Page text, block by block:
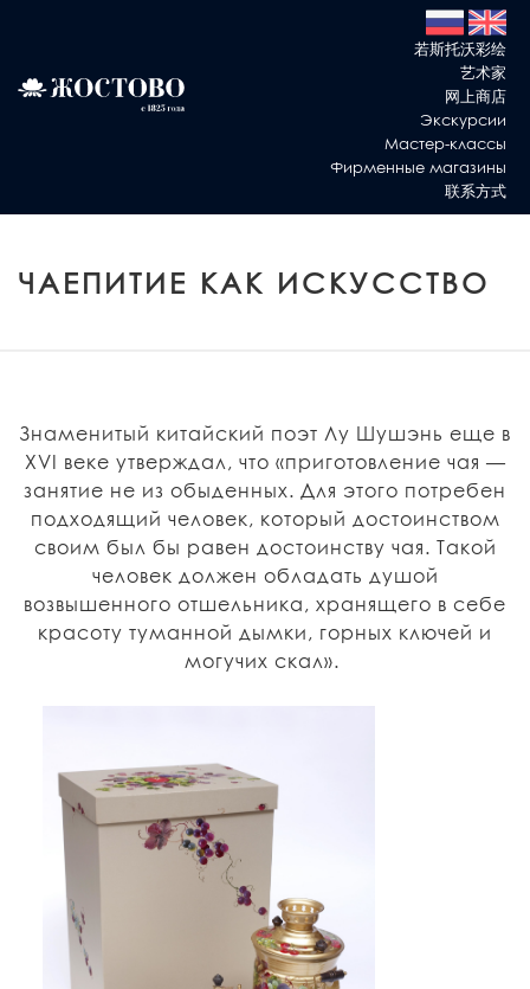
若斯托沃彩绘
艺术家
网上商店
Экскурсии
Мастер-классы
Фирменные магазины
联系方式
ЧАЕПИТИЕ КАК ИСКУССТВО
Знаменитый китайский поэт Лу Шушэнь еще в
XVI веке утверждал, что «приготовление чая —
занятие не из обыденных. Для этого потребен
подходящий человек, который достоинством
своим был бы равен достоинству чая. Такой
человек должен обладать душой
возвышенного отшельника, хранящего в себе
красоту туманной дымки, горных ключей и
могучих скал».